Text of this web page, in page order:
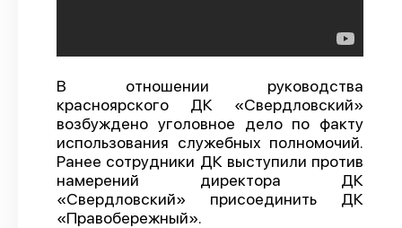
В отношении руководства
красноярского ДК «Свердловский»
возбуждено уголовное дело по факту
использования служебных полномочий.
Ранее сотрудники ДК выступили против
намерений директора ДК
«Свердловский» присоединить ДК
«Правобережный».